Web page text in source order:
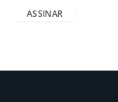
ASSINAR